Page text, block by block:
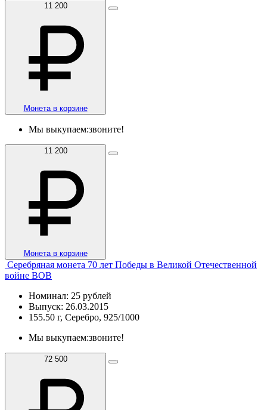
11 200
Монета в корзине
Мы выкупаем:звоните!
11 200
Монета в корзине
Серебряная монета 70 лет Победы в Великой Отечественной
войне ВОВ
Номинал: 25 рублей
Выпуск: 26.03.2015
155.50 г, Серебро, 925/1000
Мы выкупаем:звоните!
72 500